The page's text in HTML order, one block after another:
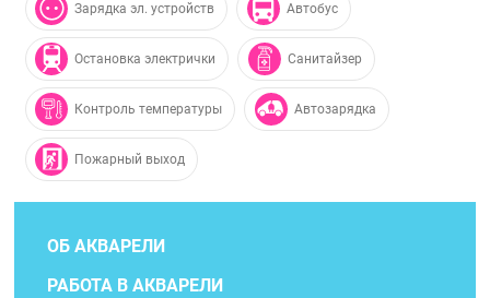
Зарядка эл. устройств Автобус
Остановка электрички Санитайзер
Контроль температуры Автозарядка
Пожарный выход
ОБ АКВАРЕЛИ
РАБОТА В АКВАРЕЛИ